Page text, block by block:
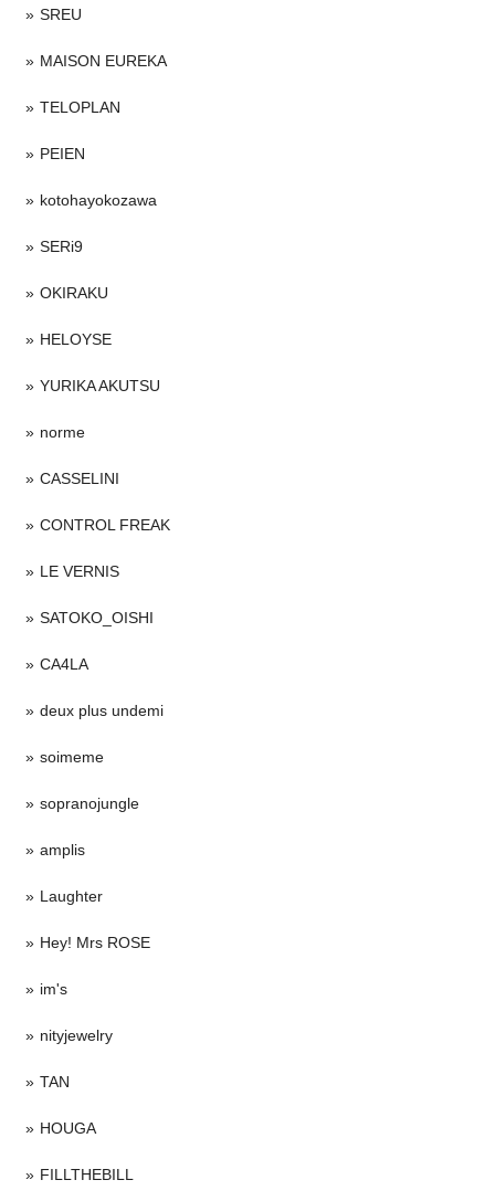
SREU
MAISON EUREKA
TELOPLAN
PEIEN
kotohayokozawa
SERi9
OKIRAKU
HELOYSE
YURIKA AKUTSU
norme
CASSELINI
CONTROL FREAK
LE VERNIS
SATOKO_OISHI
CA4LA
deux plus undemi
soimeme
sopranojungle
amplis
Laughter
Hey! Mrs ROSE
im's
nityjewelry
TAN
HOUGA
FILLTHEBILL